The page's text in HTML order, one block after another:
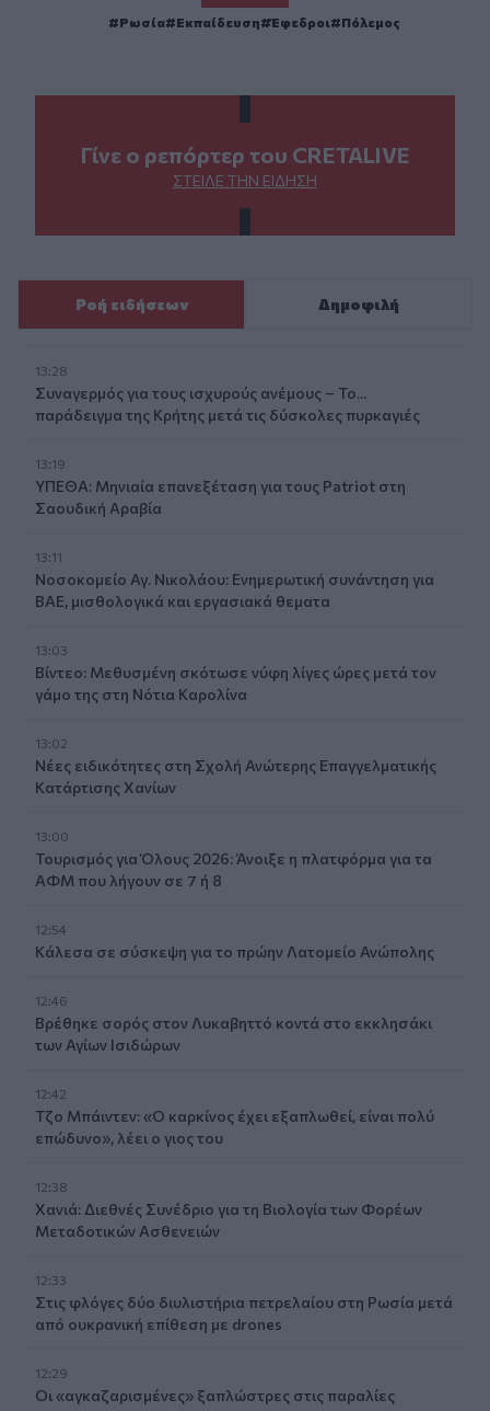
Ρωσία Εκπαίδευση Έφεδροι Πόλεμος
Γίνε ο ρεπόρτερ του CRETALIVE
ΣΤΕΊΛΕ ΤΗΝ ΕΊΔΗΣΗ
Ροή ειδήσεων Δημοφιλή
13:28
Συναγερμός για τους ισχυρούς ανέμους – Το...
παράδειγμα της Κρήτης μετά τις δύσκολες πυρκαγιές
13:19
ΥΠΕΘΑ: Μηνιαία επανεξέταση για τους Patriot στη
Σαουδική Αραβία
13:11
Νοσοκομείο Αγ. Νικολάου: Ενημερωτική συνάντηση για
ΒΑΕ, μισθολογικά και εργασιακά θεματα
13:03
Βίντεο: Μεθυσμένη σκότωσε νύφη λίγες ώρες μετά τον
γάμο της στη Νότια Καρολίνα
13:02
Νέες ειδικότητες στη Σχολή Ανώτερης Επαγγελματικής
Κατάρτισης Χανίων
13:00
Τουρισμός για Όλους 2026: Άνοιξε η πλατφόρμα για τα
ΑΦΜ που λήγουν σε 7 ή 8
12:54
Κάλεσα σε σύσκεψη για το πρώην Λατομείο Ανώπολης
12:46
Βρέθηκε σορός στον Λυκαβηττό κοντά στο εκκλησάκι
των Αγίων Ισιδώρων
12:42
Τζο Μπάιντεν: «Ο καρκίνος έχει εξαπλωθεί, είναι πολύ
επώδυνο», λέει ο γιος του
12:38
Χανιά: Διεθνές Συνέδριο για τη Βιολογία των Φορέων
Μεταδοτικών Ασθενειών
12:33
Στις φλόγες δύο διυλιστήρια πετρελαίου στη Ρωσία μετά
από ουκρανική επίθεση με drones
12:29
Οι «αγκαζαρισμένες» ξαπλώστρες στις παραλίες